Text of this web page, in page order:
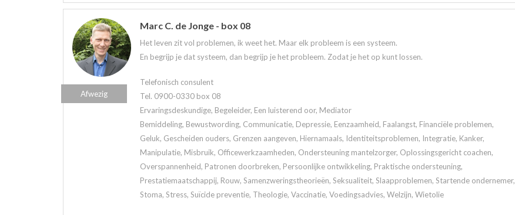
Marc C. de Jonge - box 08
Het leven zit vol problemen, ik weet het. Maar elk probleem is een systeem.
En begrijp je dat systeem, dan begrijp je het probleem. Zodat je het op kunt lossen.
Telefonisch consulent
Tel. 0900-0330 box 08
Ervaringsdeskundige, Begeleider, Een luisterend oor, Mediator
Bemiddeling, Bewustwording, Communicatie, Depressie, Eenzaamheid, Faalangst, Financiële problemen,
Geluk, Gescheiden ouders, Grenzen aangeven, Hiernamaals, Identiteitsproblemen, Integratie, Kanker,
Manipulatie, Misbruik, Officewerkzaamheden, Ondersteuning mantelzorger, Oplossingsgericht coachen,
Overspannenheid, Patronen doorbreken, Persoonlijke ontwikkeling, Praktische ondersteuning,
Prestatiemaatschappij, Rouw, Samenzweringstheorieën, Seksualiteit, Slaapproblemen, Startende ondernemer,
Stoma, Stress, Suïcide preventie, Theologie, Vaccinatie, Voedingsadvies, Welzijn, Wietolie
Afwezig